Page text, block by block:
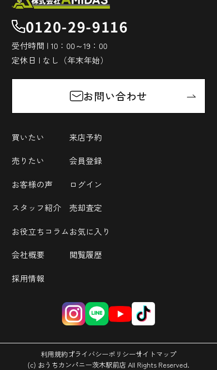
0120-29-9116
受付時間 | 10：00～19：00
定休日 | なし（年末年始）
お問い合わせ
買いたい
売りたい
お客様の声
スタッフ紹介
お役立ちコラム
会社概要
採用情報
来店予約
会員登録
ログイン
売却査定
お気に入り
閲覧履歴
利用規約プライバシーポリシーサイトマップ
(c) おうちカンパニー茨木駅前店 All Rights Reserved.